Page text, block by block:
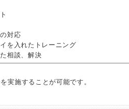
対応
を入れたトレーニング
相談、解決
実施することが可能です。